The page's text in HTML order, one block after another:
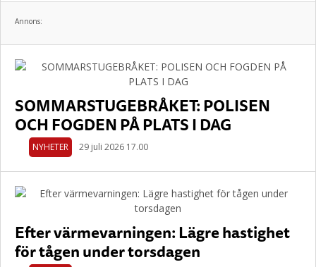
Annons:
SOMMARSTUGEBRÅKET: POLISEN
OCH FOGDEN PÅ PLATS I DAG
NYHETER 29 juli 2026 17.00
Efter värmevarningen: Lägre hastighet
för tågen under torsdagen